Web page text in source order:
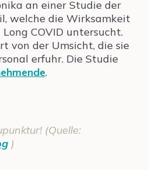
an einer Studie der
welche die Wirksamkeit
COVID untersucht.
von der Umsicht, die sie
erfuhr. Die Studie
.
(Quelle:
)